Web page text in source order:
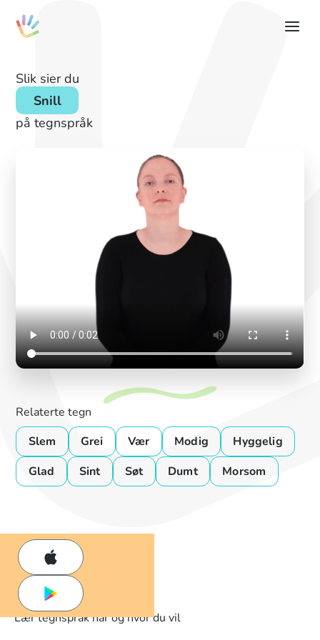
Slik sier du
Snill
på tegnspråk
Relaterte tegn
Slem
Grei Vær Modig
Hyggelig
Glad
Sint Søt Dumt Morsom
Lær tegnspråk når og hvor du vil